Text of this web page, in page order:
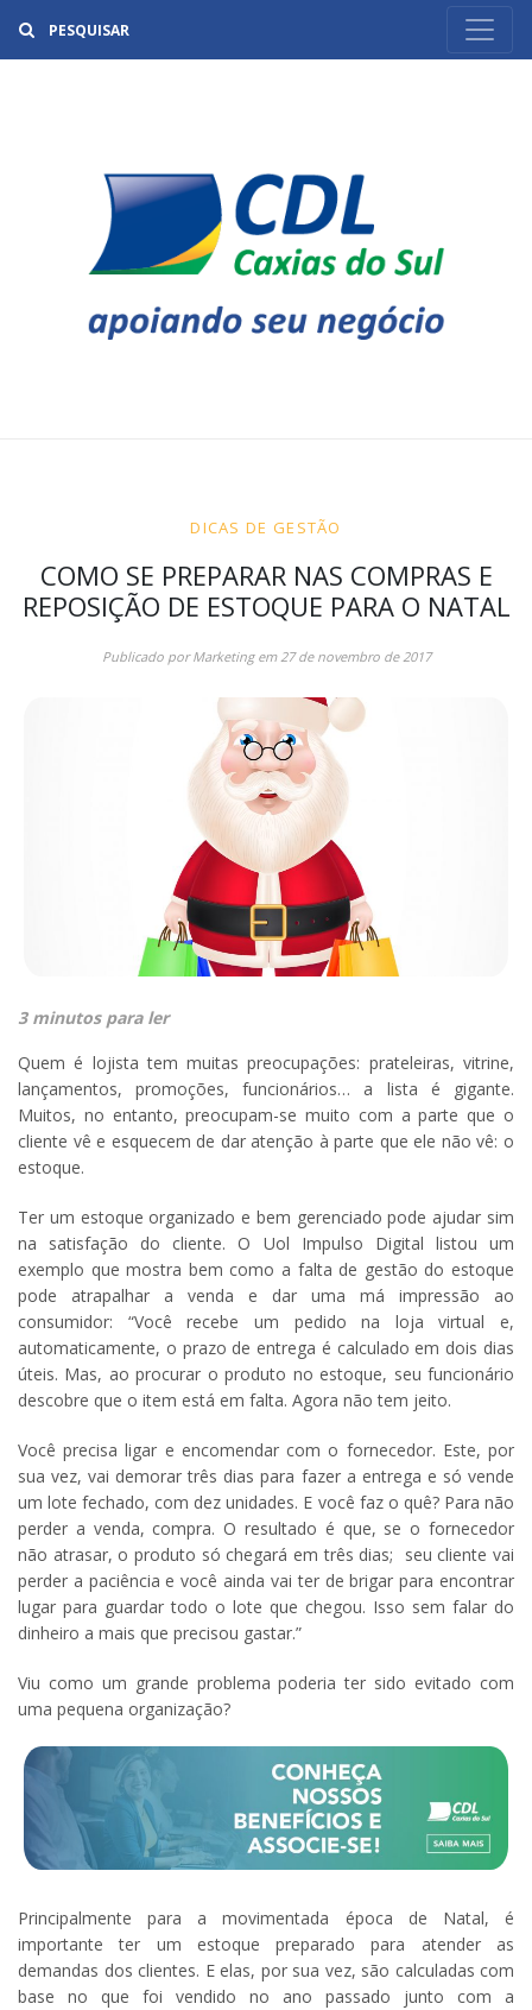
DICAS DE GESTÃO
COMO SE PREPARAR NAS COMPRAS E
REPOSIÇÃO DE ESTOQUE PARA O NATAL
Publicado porMarketingem 27 de novembro de 2017
3 minutos para ler
Quem é lojista tem muitas preocupações: prateleiras, vitrine,
lançamentos, promoções, funcionários… a lista é gigante.
Muitos, no entanto, preocupam-se muito com a parte que o
cliente vê e esquecem de dar atenção à parte que ele não vê: o
estoque.
Ter um estoque organizado e bem gerenciado pode ajudar sim
na satisfação do cliente. O Uol Impulso Digital listou um
exemplo que mostra bem como a falta de gestão do estoque
pode atrapalhar a venda e dar uma má impressão ao
consumidor: “Você recebe um pedido na loja virtual e,
automaticamente, o prazo de entrega é calculado em dois dias
úteis. Mas, ao procurar o produto no estoque, seu funcionário
descobre que o item está em falta. Agora não tem jeito.
Você precisa ligar e encomendar com o fornecedor. Este, por
sua vez, vai demorar três dias para fazer a entrega e só vende
um lote fechado, com dez unidades. E você faz o quê? Para não
perder a venda, compra. O resultado é que, se o fornecedor
não atrasar, o produto só chegará em três dias; seu cliente vai
perder a paciência e você ainda vaiterde brigar para encontrar
lugar para guardar todo o lote que chegou. Isso sem falar do
dinheiro a mais que precisou gastar.”
Viu como um grande problema poderiater sido evitado com
uma pequena organização?
Principalmente para a movimentada época de Natal, é
importanteter um estoque preparado para atender as
demandas dos clientes. E elas, por sua vez, são calculadas com
base no que foi vendido no ano passado junto com a